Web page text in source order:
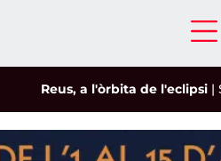
Reus, a l'òrbita de l'eclipsi |Salou